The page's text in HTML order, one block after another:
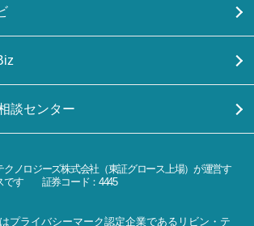
談センター
クノロジーズ株式会社（東証グロース上場）が運営す
です 証券コード：4445
プライバシーマーク認定企業であるリビン・テ